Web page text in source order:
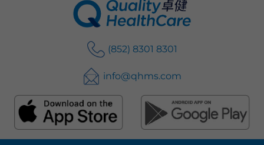
(852) 8301 8301
info@qhms.com